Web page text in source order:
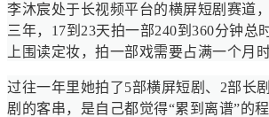
李沐宸处于长视频平台的横屏短剧赛道
三年，17到23天拍一部240到360分钟总
上围读定妆，拍一部戏需要占满一个月时
过往一年里她拍了5部横屏短剧、2部长
剧的客串，是自己都觉得“累到离谱”的